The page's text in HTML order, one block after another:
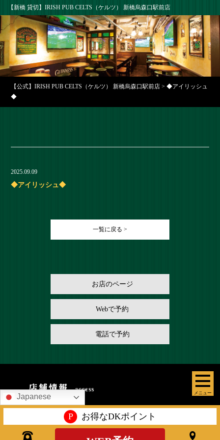
【新橋 貸切】IRISH PUB CELTS（ケルツ） 新橋烏森口駅前店
メニュー
【公式】IRISH PUB CELTS（ケルツ） 新橋烏森口駅前店 >◆アイリッシュ
◆
2025.09.09
◆アイリッシュ◆
一覧に戻る >
お店のページ
Webで予約
電話で予約
Japanese
P お得なDKポイント